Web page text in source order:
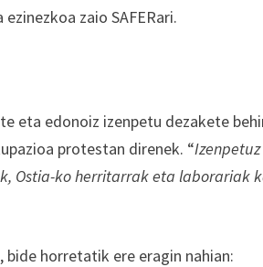
zaio SAFERari.
eta edonoiz izenpetu dezakete
protestan direnek. “
Ostia-ko herritarrak eta laborariak
horretatik ere eragin nahian: